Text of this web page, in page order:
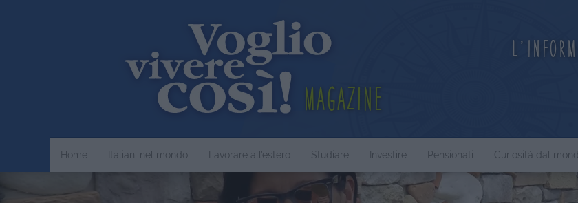
Magazine
Home Italiani nel mondo Lavorare all’estero Studiare Investire Pensionati Curiosità dal